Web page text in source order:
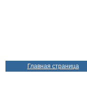
Главная страница